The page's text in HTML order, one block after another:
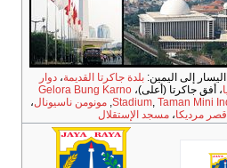
إلى اليمين: بلدة جاكرتا القديمة، دوار
، أفق جاكرتا (أعلى)، Gelora Bung Karno
Stadium, Taman Mini
, مونومن ناسيونال،
قصر مرديكا، مسجد الإستقلال